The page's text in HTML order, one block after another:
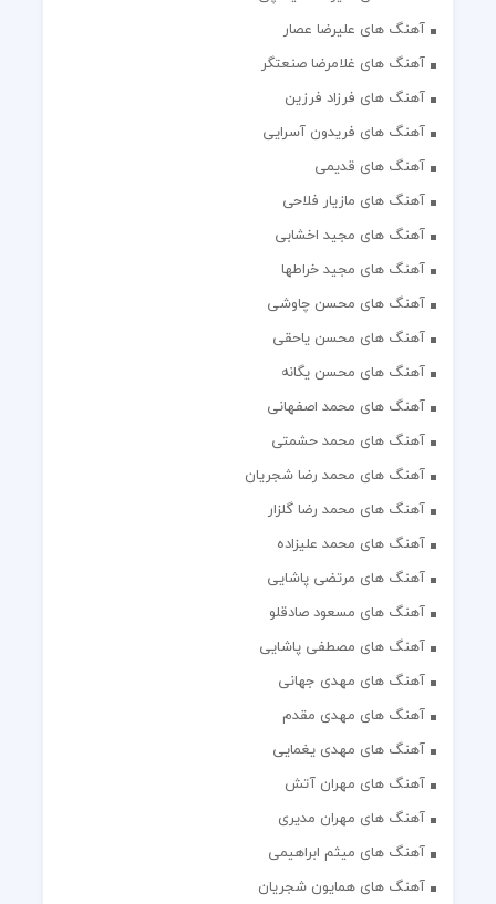
آهنگ های غلامرضا صنعتگر
آهنگ های فرزاد فرزین
آهنگ های فریدون آسرایی
آهنگ های قدیمی
آهنگ های مازیار فلاحی
آهنگ های مجید اخشابی
آهنگ های مجید خراطها
آهنگ های محسن چاوشی
آهنگ های محسن یاحقی
آهنگ های محسن یگانه
آهنگ های محمد اصفهانی
آهنگ های محمد حشمتی
آهنگ های محمد رضا شجریان
آهنگ های محمد رضا گلزار
آهنگ های محمد علیزاده
آهنگ های مرتضی پاشایی
آهنگ های مسعود صادقلو
آهنگ های مصطفی پاشایی
آهنگ های مهدی جهانی
آهنگ های مهدی مقدم
آهنگ های مهدی یغمایی
آهنگ های مهران آتش
آهنگ های مهران مدیری
آهنگ های میثم ابراهیمی
آهنگ های همایون شجریان
آهنگ های یاس